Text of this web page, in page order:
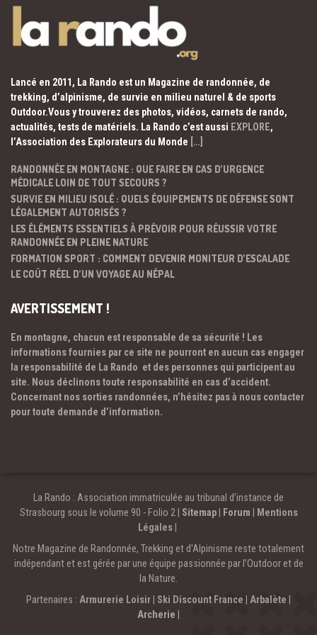
Lancé en 2011, La Rando est un Magazine de randonnée, de
trekking, d’alpinisme, de survie en milieu naturel & de sports
Outdoor.Vous y trouverez des photos, vidéos, carnets de rando,
actualités, tests de matériels. La Rando c’est aussi EXPLORE,
l’Association des Explorateurs du Monde […]
RANDONNÉE EN MONTAGNE : QUE FAIRE EN CAS D’URGENCE
MÉDICALE LOIN DE TOUT SECOURS ?
SURVIE EN MILIEU ISOLÉ : QUELS ÉQUIPEMENTS DE DÉFENSE SONT
LÉGALEMENT AUTORISÉS ?
LES ÉLÉMENTS ESSENTIELS À PRÉVOIR POUR RÉUSSIR VOTRE
RANDONNÉE EN PLEINE NATURE
FORMATION SPORT : COMMENT DEVENIR MONITEUR D’ESCALADE
LE COÛT RÉEL D’UN VOYAGE AU NÉPAL
AVERTISSEMENT !
En montagne, chacun est responsable de sa sécurité ! Les
informations fournies par ce site ne pourront en aucun cas engager
la responsabilité de La Rando et des personnes qui participent au
site. Nous déclinons toute responsabilité en cas d’accident.
Concernant nos sorties randonnées, n’hésitez pas à nous contacter
pour toute demande d’information.
La Rando : Association immatriculée au tribunal d’instance de
Strasbourg sous le volume 90 - Folio 2 | Sitemap| Forum
Mentions
Légales
Notre Magazine de Randonnée, Trekking et d'Alpinisme reste totalement
indépendant et est gérée par une équipe passionnée par l’Outdoor et de
la Nature.
Partenaires : Armurerie Loisir Ski Discount France Arbalète
Archerie